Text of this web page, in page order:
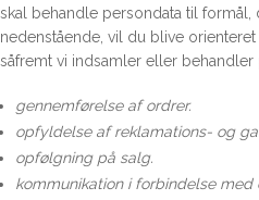
skal behandle persondata til
nedenstående, vil du blive
såfremt vi indsamler eller
gennemførelse af ordrer.
opfyldelse af reklamations- og
opfølgning på salg.
kommunikation i forbindelse